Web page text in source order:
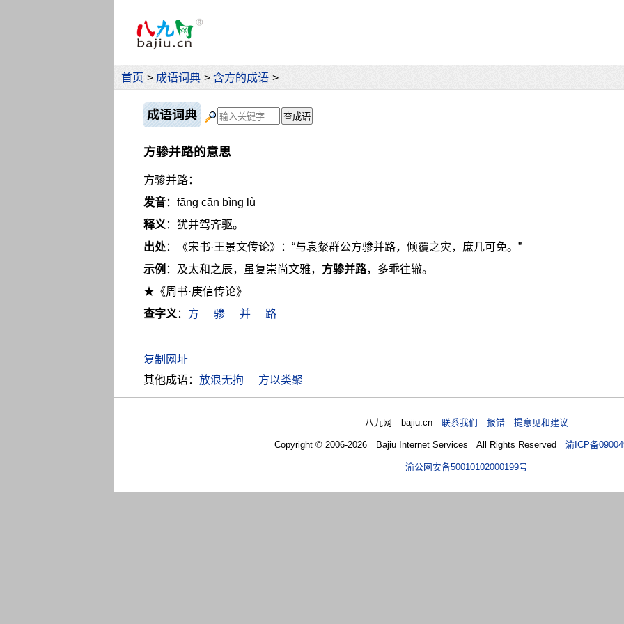
首页 > 成语词典 > 含方的成语 >
成语词典
方骖并路的意思
方骖并路：
发音：fāng cān bìng lù
释义 ：犹并驾齐驱。
出处：《宋书·王景文传论》：“与袁粲群公方骖并路，倾覆之灾，庶几可免。”
示例 ：及太和之辰，虽复崇尚文雅， 方骖并路，多乖往辙。
★《周书·庚信传论》
查字义 ： 方 骖 并 路
其他成语： 放浪无拘 方以类聚
八九网 bajiu.cn联系我们 报错 提意见和建议
Copyright © 2006-2026 Bajiu Internet Services All Rights Reserved 渝ICP备
渝公网安备50010102000199号